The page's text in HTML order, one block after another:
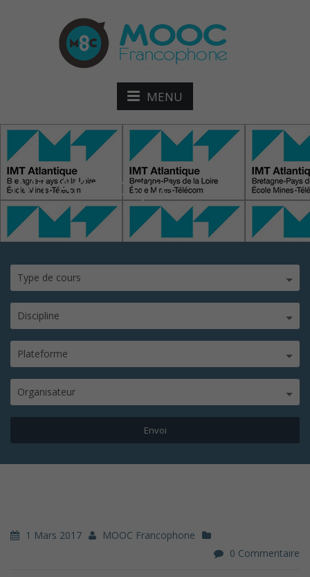
MENU
IMT Atlantique
Type de cours
Discipline
Plateforme
Organisateur
1 Mars 2017
MOOC Francophone
0 Commentaire